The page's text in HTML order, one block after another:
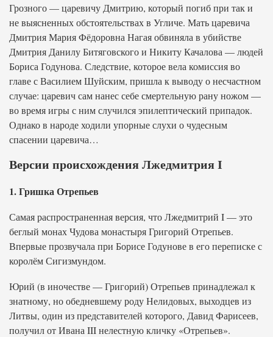
Грозного — царевичу Дмитрию, который погиб при так и
не выясненных обстоятельствах в Угличе. Мать царевича
Дмитрия Мария Фёдоровна Нагая обвиняла в убийстве
Дмитрия Данилу Битяговского и Никиту Качалова — людей
Бориса Годунова. Следствие, которое вела комиссия во
главе с Василием Шуйским, пришла к выводу о несчастном
случае: царевич сам нанес себе смертельную рану ножом —
во время игры с ним случился эпилептический припадок.
Однако в народе ходили упорные слухи о чудесным
спасении царевича…
Версии происхождения Лжедмитрия I
1. Гришка Отрепьев
Самая распространенная версия, что Лжедмитрий I — это
беглый монах Чудова монастыря Григорий Отрепьев.
Впервые прозвучала при Борисе Годунове в его переписке с
королём Сигизмундом.
Юрий (в иночестве — Григорий) Отрепьев принадлежал к
знатному, но обедневшему роду Нелидовых, выходцев из
Литвы, один из представителей которого, Давид Фарисеев,
получил от Ивана III нелестную кличку «Отрепьев».